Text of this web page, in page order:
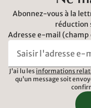
Abonnez-vous à la
réduction
Adresse e-mail
J'ai lu les informations
qu'un message soit